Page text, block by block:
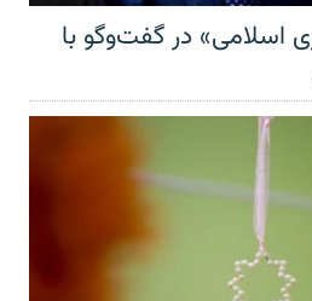
اسلامی» در گفت‌وگو با